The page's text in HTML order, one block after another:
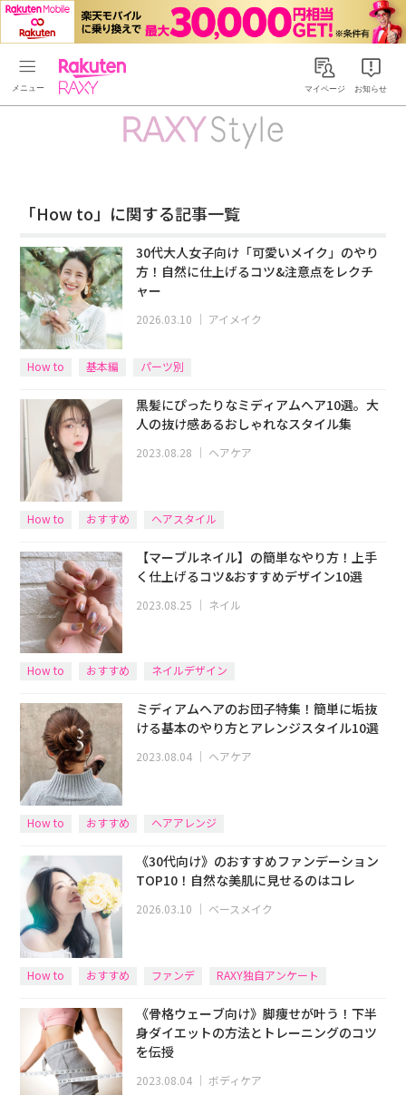
Rakuten RAXYマイページ お知らせ
「How to」に関する記事一覧
30代大人女子向け「可愛いメイク」のやり
方！自然に仕上げるコツ&注意点をレクチ
ャー
2026.03.10 ｜ アイメイク
How to 基本編 パーツ別
黒髪にぴったりなミディアムへア10選。大
人の抜け感あるおしゃれなスタイル集
2023.08.28 ｜ ヘアケア
How to おすすめ ヘアスタイル
【マーブルネイル】の簡単なやり方！上手
く仕上げるコツ&おすすめデザイン10選
2023.08.25 ｜ ネイル
How to おすすめ ネイルデザイン
ミディアムヘアのお団子特集！簡単に垢抜
ける基本のやり方とアレンジスタイル10選
2023.08.04 ヘアケア
How to おすすめ ヘアアレンジ
《30代向け》のおすすめファンデーション
TOP10！自然な美肌に見せるのはコレ
2026.03.10 ｜ ベースメイク
How to おすすめ ファンデ RAXY独自アンケート
《骨格ウェーブ向け》脚痩せが叶う！下半
身ダイエットの方法とトレーニングのコツ
を伝授
2023.08.04 ｜ボディケア